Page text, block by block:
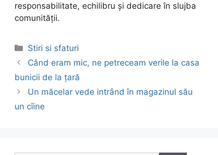
responsabilitate, echilibru și dedicare în slujba
comunității.
Categories
Stiri si sfaturi
Post
navigation
Când eram mic, ne petreceam verile la casa
bunicii de la țară
Un măcelar vede intrând în magazinul său
un cîine